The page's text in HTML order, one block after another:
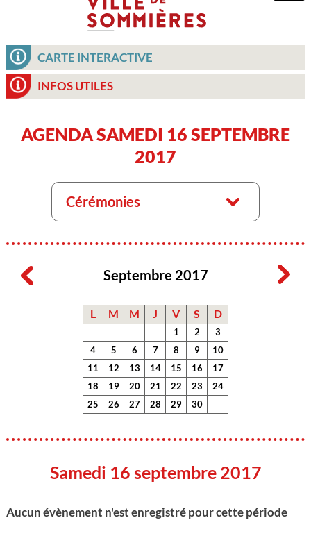
CARTE INTERACTIVE
INFOS UTILES
AGENDA SAMEDI 16 SEPTEMBRE
2017
Cérémonies
Septembre 2017
L M M J V S D
1 2
3
4
5 6 7 8 9
10
11
12 13 14 15 16
17
18
19 20 21 22 23
24
25
26 27 28 29 30
Samedi 16 septembre 2017
Aucun évènement n'est enregistré pour cette période